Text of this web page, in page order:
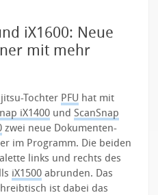
iX1600: Neue
mit mehr
Tochter PFU hat mit
iX1400 undScanSnap
zwei neue Dokumenten-
im Programm. Die beiden
links und rechts des
iX1500 abrunden. Das
ist dabei das